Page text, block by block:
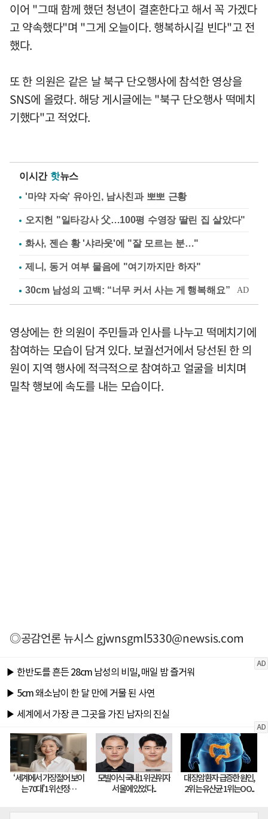
이어 "그때 함께 했던 청년이 결혼한다고 해서 꼭 가겠다
고 약속했다"며 "그게 오늘이다. 행복하시길 빈다"고 전
했다.
또 한 의원은 같은 날 북구 단오행사에 참석한 영상을
SNS에 올렸다. 해당 게시글에는 "북구 단오행사 떡메치
기했다"고 적었다.
이시간 핫뉴스
'마약 자숙' 유아인, 남사친과 뽀뽀 근황
오지헌 "일타강사 父…100평 수영장 딸린 집 살았다"
화사, 젠슨 황 '샤라웃'에 "잘 모르는 분…"
제니, 동거 여부 물음에 "여기까지만 하자"
영상에는 한 의원이 주민들과 인사를 나누고 떡메치기에
참여하는 모습이 담겨 있다. 보궐선거에서 당선된 한 의
원이 지역 행사에 적극적으로 참여하고 얼굴을 비치며
밀착 행보에 속도를 내는 모습이다.
◎공감언론 뉴시스gjwnsgml5330@newsis.com